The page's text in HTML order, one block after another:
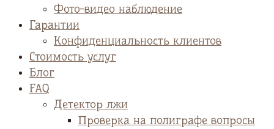
Фото-видео наблюдение
Гарантии
Конфиденциальность клиентов
Стоимость услуг
Блог
FAQ
Детектор лжи
Проверка на полиграфе вопросы